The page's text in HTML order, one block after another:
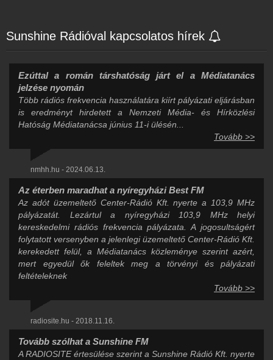
Sunshine Rádióval kapcsolatos hírek
Ezúttal a román társhatóság járt el a Médiatanács
jelzése nyomán
Több rádiós frekvencia használatára kiírt pályázati eljárásban
is eredményt hirdetett a Nemzeti Média- és Hírközlési
Hatóság Médiatanácsa június 11-i ülésén...
Tovább >>
nmhh.hu - 2024.06.13.
Az éterben maradhat a nyíregyházi Best FM
Az adót üzemeltető Center-Rádió Kft. nyerte a 103,9 MHz
pályázatát. Lezártul a nyíregyházi 103,9 MHz helyi
kereskedelmi rádiós frekvencia pályázata. A jogosultságért
folytatott versenyben a jelenlegi üzemeltető Center-Rádió Kft.
kerekedett felül, a Médiatanács közleménye szerint azért,
mert egyedül ők feleltek meg a törvényi és pályázati
feltételeknek
Tovább >>
radiosite.hu - 2018.11.16.
Tovább szólhat a Sunshine FM
A RADIOSITE értesülése szerint a Sunshine Rádió Kft. nyerte